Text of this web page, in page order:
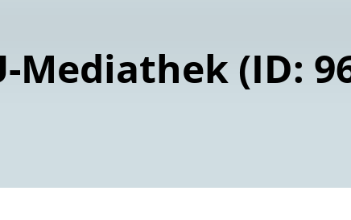
Mediathek (ID: